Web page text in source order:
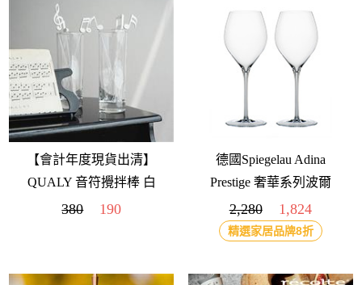
【會計年度現貨出清】
QUALY 音符攪拌棒 白
380 190
德國Spiegelau Adina
Prestige 奢華系列波爾
多紅酒水晶杯 650ml(2
入)
2,280 1,824
精選家居品牌8折